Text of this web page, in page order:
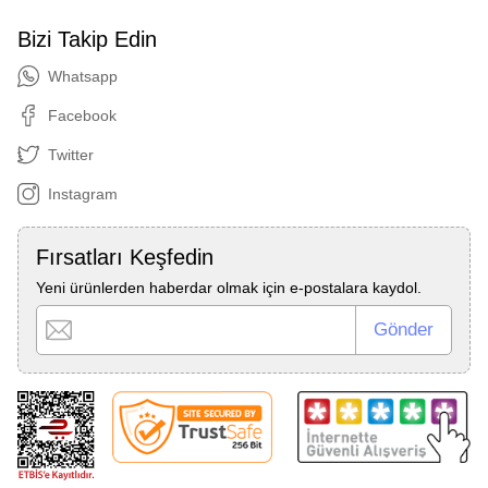
Bizi Takip Edin
Whatsapp
Facebook
Twitter
Instagram
Fırsatları Keşfedin
Yeni ürünlerden haberdar olmak için e-postalara kaydol.